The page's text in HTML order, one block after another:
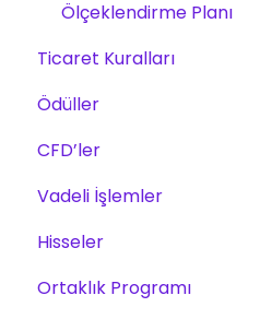
Ölçeklendirme Planı
Ticaret Kuralları
CFD, Vadeli İşlemler ve
Ödüller
Ücretler
Ödül yöntemleri
CFD’ler
Ürünler
Alım satım
Zorluklar
Vadeli İşlemler
Ölçekleme Planı
zorluklar
Hisseler
Zorluklar
Ortaklık Programı